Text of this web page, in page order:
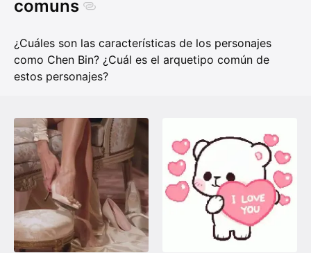
comuns
¿Cuáles son las características de los personajes
como Chen Bin? ¿Cuál es el arquetipo común de
estos personajes?